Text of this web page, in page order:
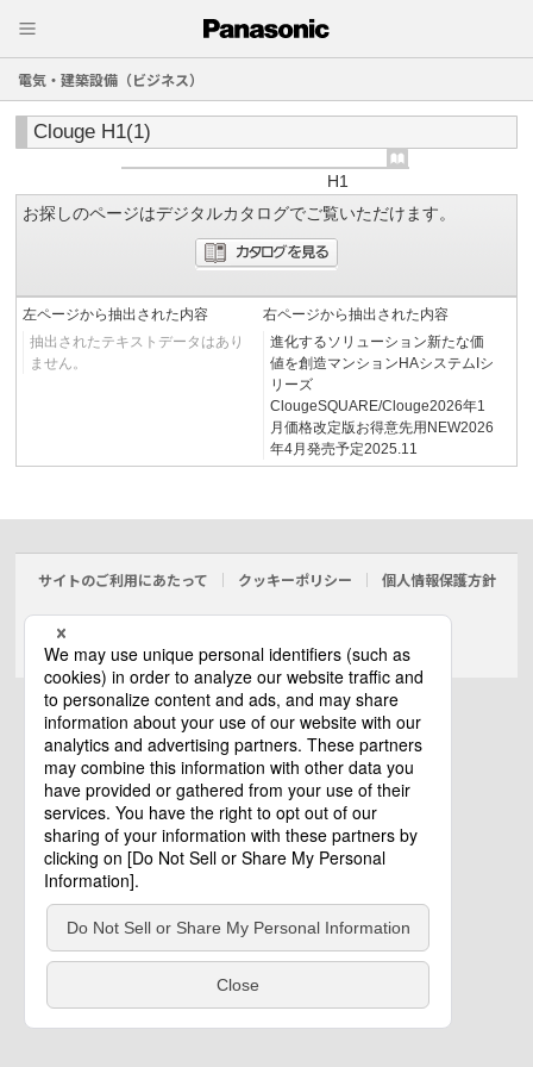
電気・建築設備（ビジネス）
Clouge H1(1)
H1
お探しのページはデジタルカタログでご覧いただけます。
左ページから抽出された内容
抽出されたテキストデータはあり
ません。
右ページから抽出された内容
進化するソリューション新たな価
値を創造マンションHAシステムIシ
リーズ
ClougeSQUARE/Clouge2026年1
月価格改定版お得意先用NEW2026
年4月発売予定2025.11
サイトのご利用にあたって クッキーポリシー 個人情報保護方針
© Panasonic Electric Works Co., Ltd.